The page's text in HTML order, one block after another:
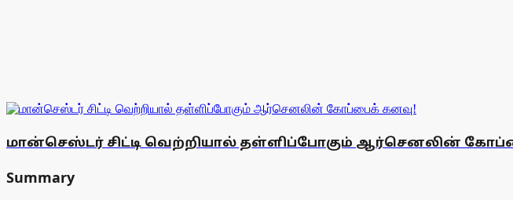
மான்செஸ்டர் சிட்டி வெற்றியால் தள்ளிப்போகும் ஆர்செனலின்
Summary